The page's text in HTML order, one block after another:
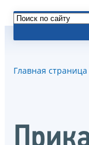
Главная страница